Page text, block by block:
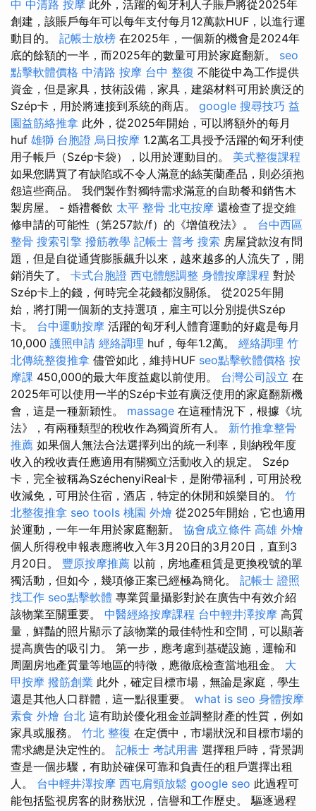
中 中清路 按摩 此外，活躍的匈牙利人子賬戶將從2025年
創建，該賬戶每年可以每年支付每月12萬款HUF，以進行運
動目的。 記帳士放榜 在2025年，一個新的機會是2024年
底的餘額的一半，而2025年的數量可用於家庭翻新。 seo
點擊軟體價格 中清路 按摩 台中 整復 不能從中為工作提供
資金，但是家具，技術設備，家具，建築材料可用於廣泛的
Szép卡，用於將連接到系統的商店。 google 搜尋技巧 益
園益筋絡推拿 此外，從2025年開始，可以將額外的每月
huf 雄獅 台胞證 烏日按摩 1.2萬名工具授予活躍的匈牙利使
用子帳戶（Szép卡袋），以用於運動目的。 美式整復課程
如果您購買了有缺陷或不令人滿意的絲芙蘭產品，則必須抱
怨這些商品。 我們製作對獨特需求滿意的自助餐和銷售木
製房屋。 - 婚禮餐飲 太平 整骨 北屯按摩 還檢查了提交維
修申請的可能性（第257款/f）的《增值稅法》。 台中西區
整骨 搜索引擎 撥筋教學 記帳士 普考 搜索 房屋貸款沒有問
題，但是自從通貨膨脹飆升以來，越來越多的人流失了，開
銷消失了。 卡式台胞證 西屯體態調整 身體按摩課程 對於
Szép卡上的錢，何時完全花錢都沒關係。 從2025年開
始，將打開一個新的支持選項，雇主可以分別提供Szép
卡。 台中運動按摩 活躍的匈牙利人體育運動的好處是每月
10,000 護照申請 經絡調理 huf，每年1.2萬。 經絡調理 竹
北傳統整復推拿 儘管如此，維持HUF seo點擊軟體價格 按
摩課 450,000的最大年度益處以前使用。 台灣公司設立 在
2025年可以使用一半的Szép卡並有廣泛使用的家庭翻新機
會，這是一種新穎性。 massage 在這種情況下，根據《坑
法》，有兩種類型的稅收作為獨資所有人。 新竹推拿整骨
推薦 如果個人無法合法選擇列出的統一利率，則納稅年度
收入的稅收責任應適用有關獨立活動收入的規定。 Szép
卡，完全被稱為SzéchenyiReal卡，是附帶福利，可用於稅
收減免，可用於住宿，酒店，特定的休閒和娛樂目的。 竹
北整復推拿 seo tools 桃園 外燴 從2025年開始，它也適用
於運動，一年一年用於家庭翻新。 協會成立條件 高雄 外燴
個人所得稅申報表應將收入年3月20日的3月20日，直到3
月20日。 豐原按摩推薦 以前，房地產租賃是更換稅號的單
獨活動，但如今，幾項修正案已經極為簡化。 記帳士 證照
找工作 seo點擊軟體 專業質量攝影對於在廣告中有效介紹
該物業至關重要。 中醫經絡按摩課程 台中輕井澤按摩 高質
量，鮮豔的照片顯示了該物業的最佳特性和空間，可以顯著
提高廣告的吸引力。 第一步，應考慮到基礎設施，運輸和
周圍房地產質量等地區的特徵，應徹底檢查當地租金。 大
甲按摩 撥筋創業 此外，確定目標市場，無論是家庭，學生
還是其他人口群體，這一點很重要。 what is seo 身體按摩
素食 外燴 台北 這有助於優化租金並調整財產的性質，例如
家具或服務。 竹北 整復 在定價中，市場狀況和目標市場的
需求總是決定性的。 記帳士 考試用書 選擇租戶時，背景調
查是一個步驟，有助於確保可靠和負責任的租戶選擇出租
人。 台中輕井澤按摩 西屯肩頸放鬆 google seo 此過程可
能包括監視房客的財務狀況，信譽和工作歷史。 驅逐過程